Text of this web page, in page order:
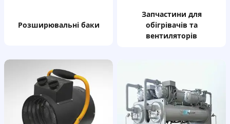
розширювальні баки
запчастини для
обігрівачів та
вентиляторів